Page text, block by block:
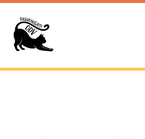
Salta
contenuto